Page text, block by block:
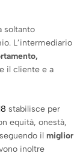
soltanto
L’intermediario
il cliente e a
stabilisce per
equità, onestà,
il miglior
inoltre